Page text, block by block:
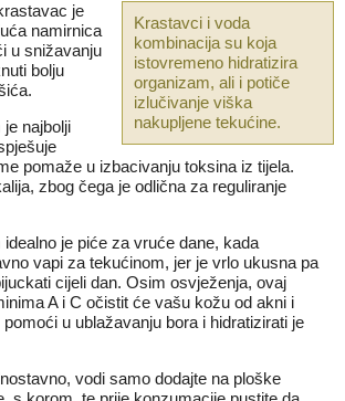
Krastavci i voda
kombinacija su koja
istovremeno hidratizira
organizam, ali i potiče
izlučivanje viška
nakupljene tekućine.
je
namirnica
u snižavanju
bolju
najbolji
pomaže u izbacivanju toksina iz tijela.
zbog čega je odlična za reguliranje
je piće za vruće dane, kada
vapi za tekućinom, jer je vrlo ukusna pa
cijeli dan. Osim osvježenja, ovaj
A i C očistit će vašu kožu od akni i
u ublažavanju bora i hidratizirati je
vodi samo dodajte na ploške